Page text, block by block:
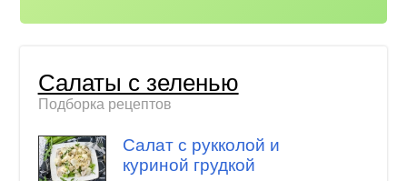
Салаты с зеленью
Подборка рецептов
Салат с рукколой и
куриной грудкой